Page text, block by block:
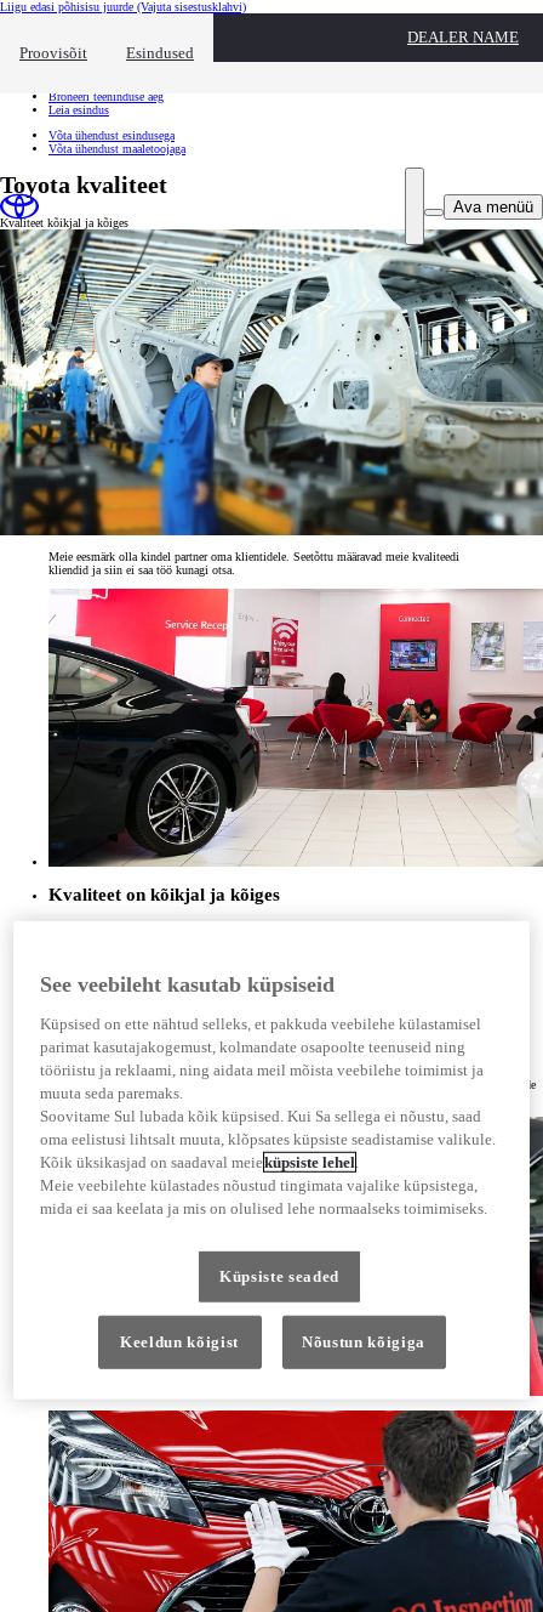
Liigu edasi põhisisu juurde (Vajuta sisestusklahvi)
Proovisõit Esindused
DEALER NAME
Kiirtee Klõpsa kiirtee ülekatte sulgemiseks
Broneeri teeninduse aeg
Leia esindus
Võta ühendust esindusega
Võta ühendust maaletoojaga
Ava menüü
Toyota kvaliteet
Kvaliteet kõikjal ja kõiges
Meie eesmärk olla kindel partner oma klientidele. Seetõttu määravad meie kvaliteedi
kliendid ja siin ei saa töö kunagi otsa.
Kvaliteet on kõikjal ja kõiges
digimaailmas klientidega suhtleme, kuni süsinikuneutraalsuse saavutamiseni.
Meie suhtumine kvaliteeti põhineb Jikotei Kanketsu filosoofial: vead ei tohi kunagi jõuda edasi
järgmisse tööprotsessi. See tähendab, et iga töötaja võtab vastutuse oma töö kvaliteedi eest. Kui
ükskõik kes töötajaist avastab mõnes komponendis või protsessis probleemi, saab ta anda sellest
märku ning tootmise vajaduse korral peatada, et probleem lahendada. See tagab kõigi tööprotsesside
igas etapis ühtse kvaliteedi.
See veebileht kasutab küpsiseid
Küpsised on ette nähtud selleks, et pakkuda veebilehe külastamisel
parimat kasutajakogemust, kolmandate osapoolte teenuseid ning
tööriistu ja reklaami, ning aidata meil mõista veebilehe toimimist ja
muuta seda paremaks.
Soovitame Sul lubada kõik küpsised. Kui Sa sellega ei nõustu, saad
oma eelistusi lihtsalt muuta, klõpsates küpsiste seadistamise valikule.
Kõik üksikasjad on saadaval meieküpsiste lehel
Meie veebilehte külastades nõustud tingimata vajalike küpsistega,
mida ei saa keelata ja mis on olulised lehe normaalseks toimimiseks.
Küpsiste seaded
Keeldun kõigist Nõustun kõigiga